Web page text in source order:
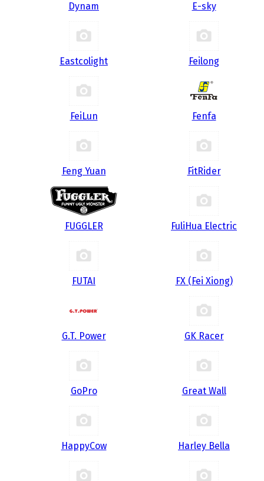
Dynam E-sky
Eastcolight Feilong
FeiLun Fenfa
Feng Yuan FitRider
FUGGLER FuliHua Electric
FUTAI FX (Fei Xiong)
G.T. Power GK Racer
GoPro Great Wall
HappyCow Harley Bella